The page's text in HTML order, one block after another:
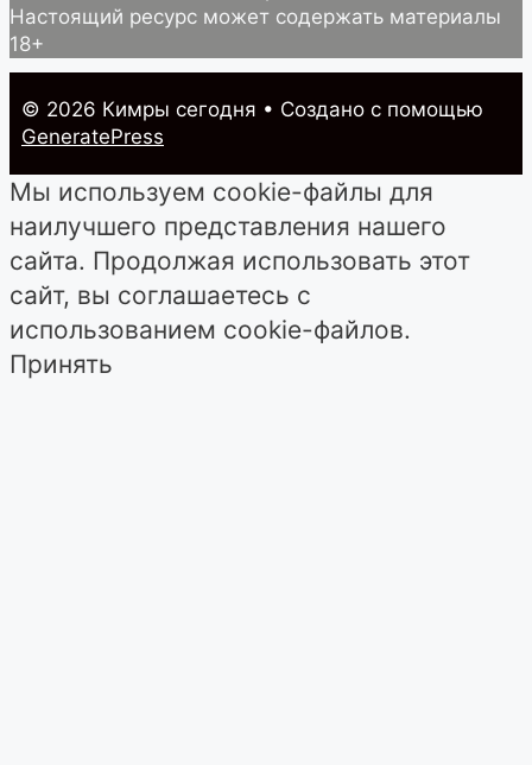
Настоящий ресурс может содержать материалы
18+
© 2026 Кимры cегодня • Создано с помощью
GeneratePress
Мы используем cookie-файлы для
наилучшего представления нашего
сайта. Продолжая использовать этот
сайт, вы соглашаетесь с
использованием cookie-файлов.
Принять